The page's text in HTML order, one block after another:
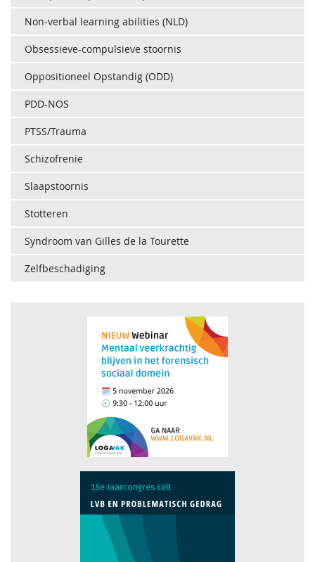
Non-verbal learning abilities (NLD)
Obsessieve-compulsieve stoornis
Oppositioneel Opstandig (ODD)
PDD-NOS
PTSS/Trauma
Schizofrenie
Slaapstoornis
Stotteren
Syndroom van Gilles de la Tourette
Zelfbeschadiging